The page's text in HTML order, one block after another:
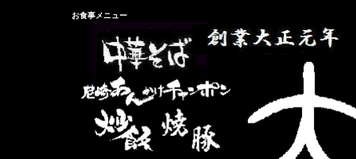
お食事メニュー